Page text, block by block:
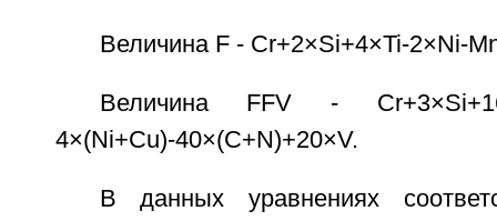
Величина F - Cr+2×Si+4×Ti-2×Ni-
Величина FFV -
4×(Ni+Cu)-40×(C+N)+20×V.
В данных уравнениях